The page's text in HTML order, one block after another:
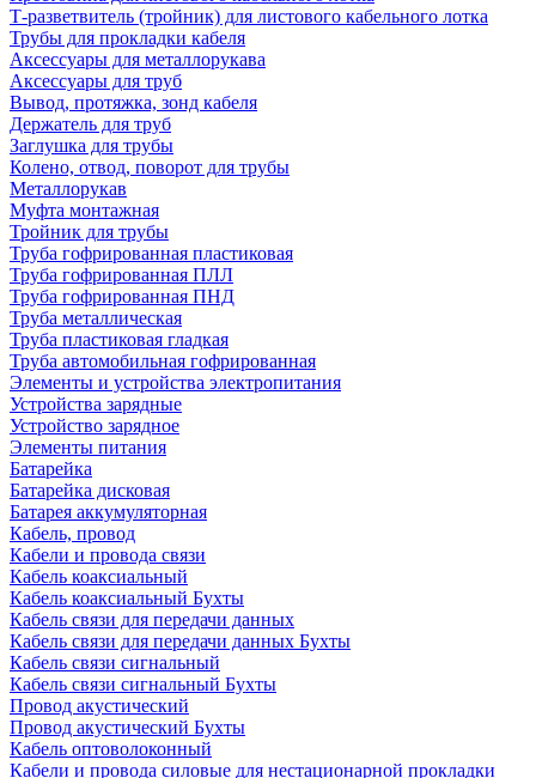
Т-разветвитель (тройник) для листового кабельного лотка
Трубы для прокладки кабеля
Аксессуары для металлорукава
Аксессуары для труб
Вывод, протяжка, зонд кабеля
Держатель для труб
Заглушка для трубы
Колено, отвод, поворот для трубы
Металлорукав
Муфта монтажная
Тройник для трубы
Труба гофрированная пластиковая
Труба гофрированная ПЛЛ
Труба гофрированная ПНД
Труба металлическая
Труба пластиковая гладкая
Труба автомобильная гофрированная
Элементы и устройства электропитания
Устройства зарядные
Устройство зарядное
Элементы питания
Батарейка
Батарейка дисковая
Батарея аккумуляторная
Кабель, провод
Кабели и провода связи
Кабель коаксиальный
Кабель коаксиальный Бухты
Кабель связи для передачи данных
Кабель связи для передачи данных Бухты
Кабель связи сигнальный
Кабель связи сигнальный Бухты
Провод акустический
Провод акустический Бухты
Кабель оптоволоконный
Кабели и провода силовые для нестационарной прокладки